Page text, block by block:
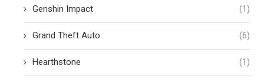
Genshin Impact (1)
Grand Theft Auto (6)
Hearthstone (1)